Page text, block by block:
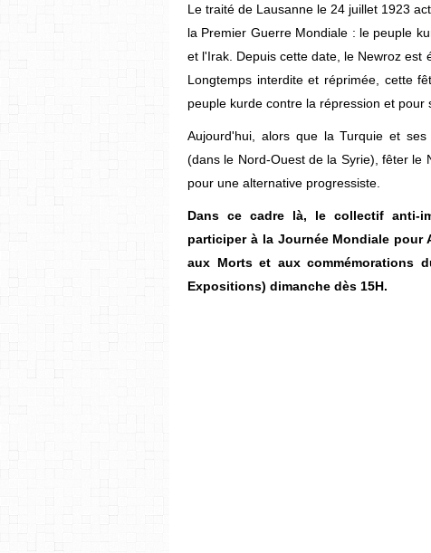
Le traité de Lausanne le 24 juillet 1923
la Premier Guerre Mondiale : le peuple
et l'Irak. Depuis cette date, le Newroz est
Longtemps interdite et réprimée, cette
peuple kurde contre la répression et pour
Aujourd'hui, alors que la Turquie et
(dans le Nord-Ouest de la Syrie), fêter le
pour une alternative progressiste.
Dans ce cadre là, le collectif anti-
participer à la Journée Mondiale pour
aux Morts et aux commémorations
Expositions) dimanche dès 15H.